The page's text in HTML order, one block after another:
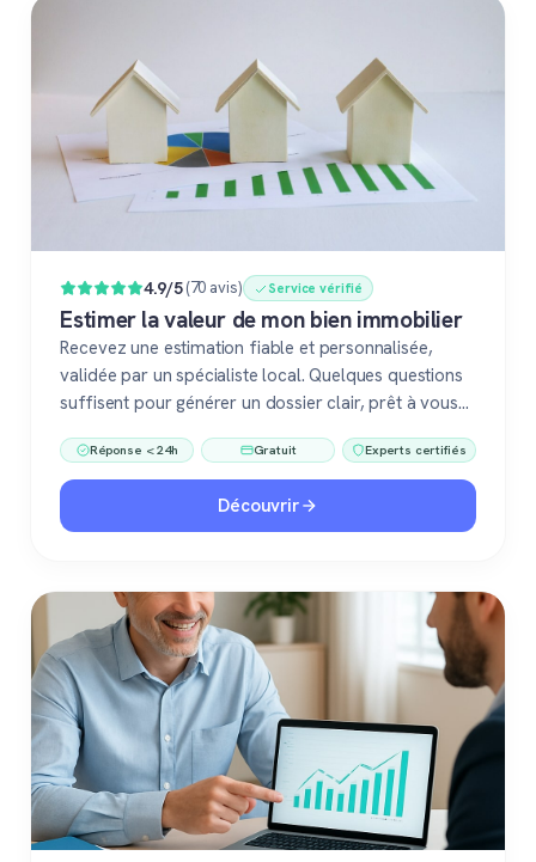
4.9/5(70 avis) Service vérifié
Estimer la valeur de mon bien immobilier
Recevez une estimation fiable et personnalisée,
validée par un spécialiste local. Quelques questions
suffisent pour générer un dossier clair, prêt à vous
immobilier. Gratuit, sans engagement, 100 %
confiance.
Réponse < 24h Gratuit Experts certifiés
Découvrir